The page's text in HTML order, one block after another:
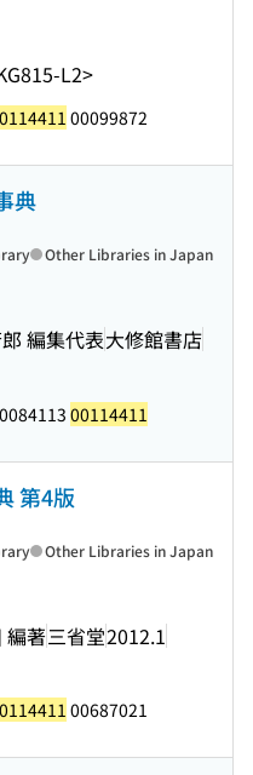
L2>
00099872
典
編集代表大修館書店
Other Libraries in Japan
00114411
第4版
編著三省堂2012.1
Other Libraries in Japan
00687021